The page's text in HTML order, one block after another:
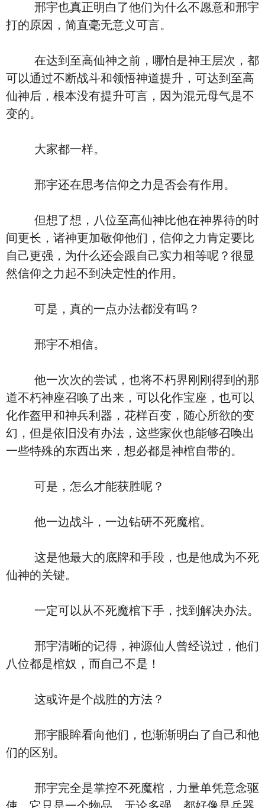
邢宇也真正明白了他们为什么不愿意和邢宇
打的原因，简直毫无意义可言。
在达到至高仙神之前，哪怕是神王层次，都
可以通过不断战斗和领悟神道提升，可达到至高
仙神后，根本没有提升可言，因为混元母气是不
变的。
大家都一样。
邢宇还在思考信仰之力是否会有作用。
但想了想，八位至高仙神比他在神界待的时
间更长，诸神更加敬仰他们，信仰之力肯定要比
自己更强，为什么还会跟自己实力相等呢？很显
然信仰之力起不到决定性的作用。
可是，真的一点办法都没有吗？
邢宇不相信。
他一次次的尝试，也将不朽界刚刚得到的那
道不朽神座召唤了出来，可以化作宝座，也可以
化作盔甲和神兵利器，花样百变，随心所欲的变
幻，但是依旧没有办法，这些家伙也能够召唤出
一些特殊的东西出来，想必都是神棺自带的。
可是，怎么才能获胜呢？
他一边战斗，一边钻研不死魔棺。
这是他最大的底牌和手段，也是他成为不死
仙神的关键。
一定可以从不死魔棺下手，找到解决办法。
邢宇清晰的记得，神源仙人曾经说过，他们
八位都是棺奴，而自己不是！
这或许是个战胜的方法？
邢宇眼眸看向他们，也渐渐明白了自己和他
们的区别。
邢宇完全是掌控不死魔棺，力量单凭意念驱